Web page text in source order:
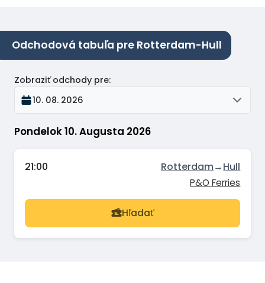
Odchodová tabuľa pre Rotterdam-Hull
Pondelok 10. Augusta 2026
Zobraziť odchody pre:
10. 08. 2026
21:00 Rotterdam→Hull
P&O Ferries
Hľadať